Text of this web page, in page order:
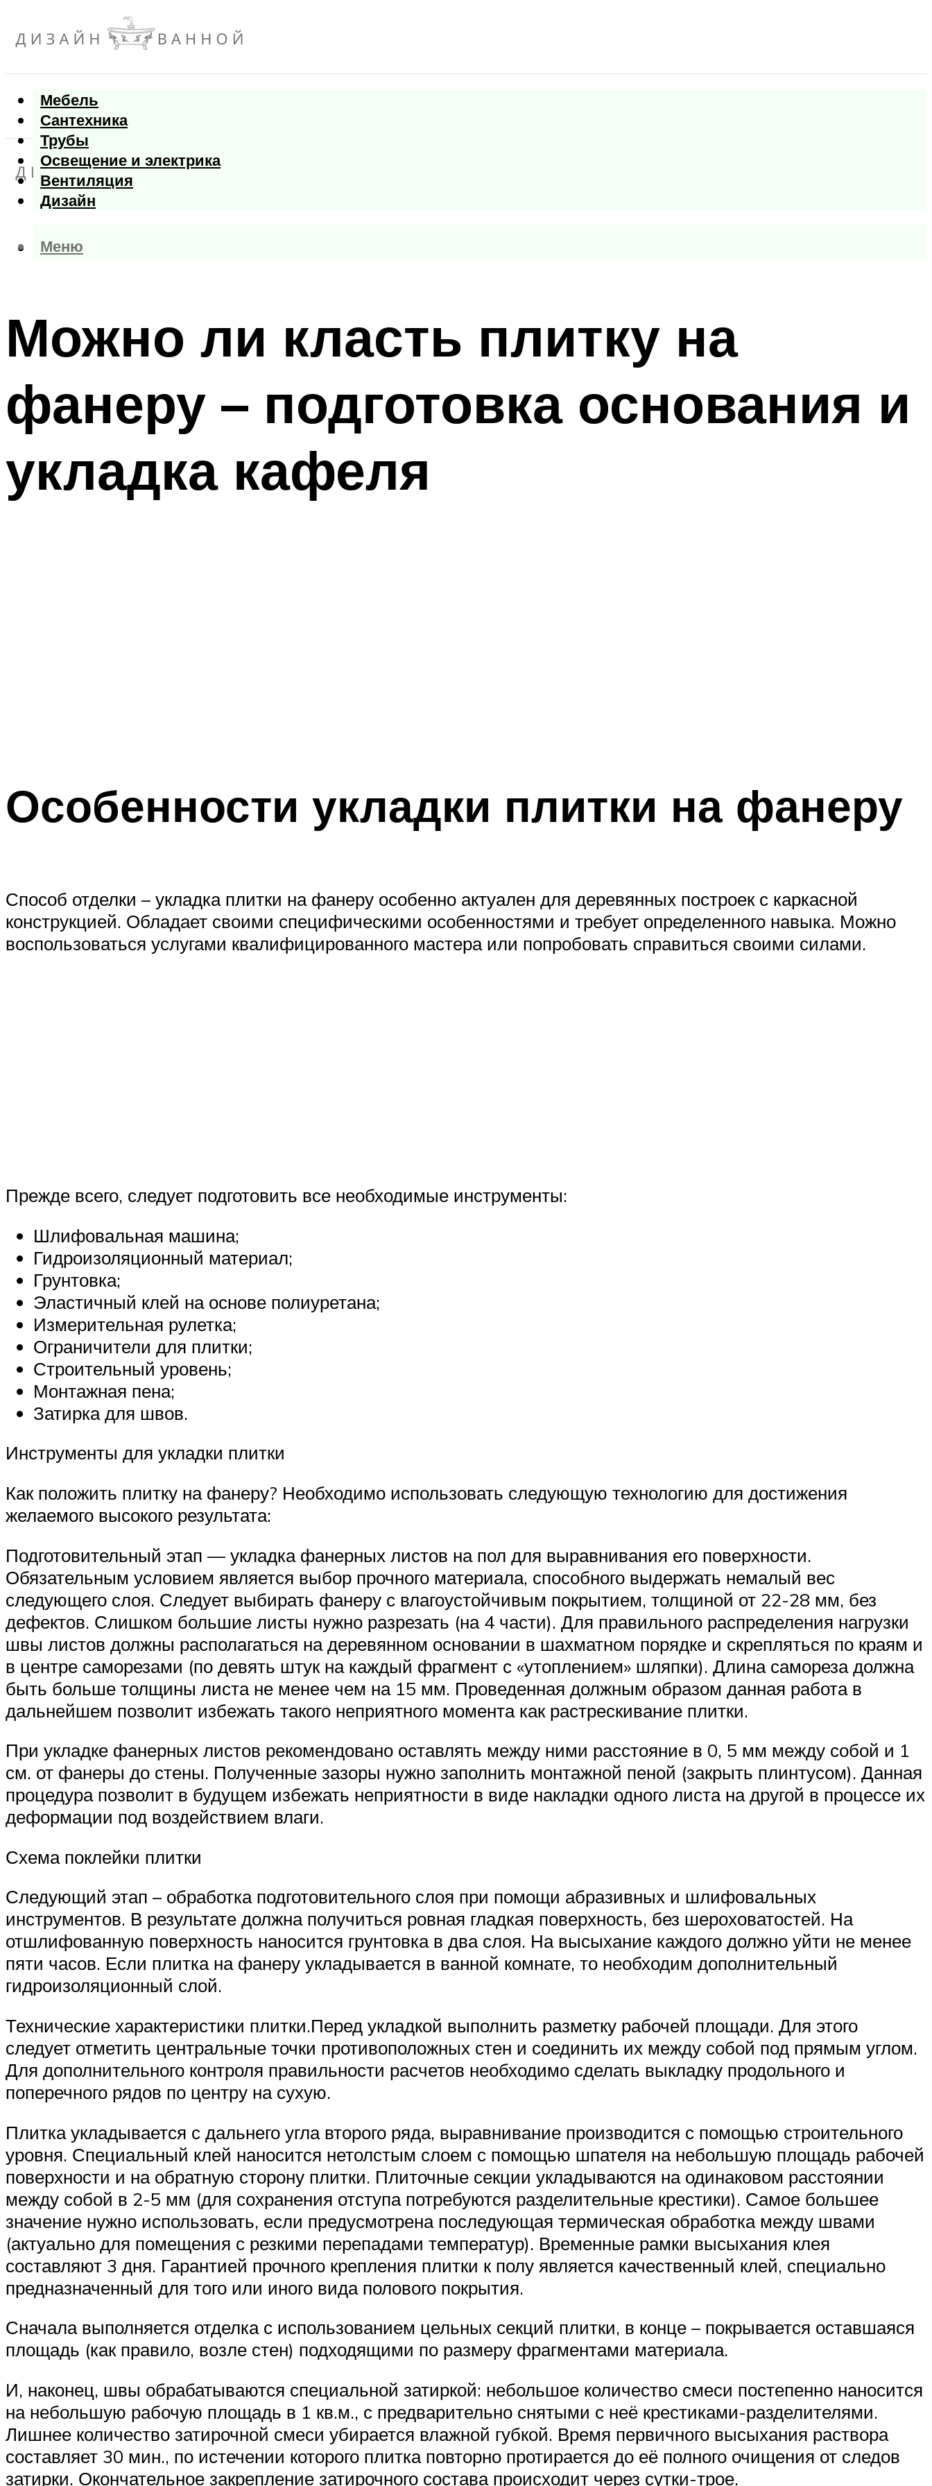
Мебель
Сантехника
Трубы
Освещение и электрика
Вентиляция
Дизайн
Меню
Меню
Можно ли класть плитку на
фанеру – подготовка основания и
укладка кафеля
Особенности укладки плитки на фанеру
Способ отделки – укладка плитки на фанеру особенно актуален для деревянных построек с каркасной
конструкцией. Обладает своими специфическими особенностями и требует определенного навыка. Можно
воспользоваться услугами квалифицированного мастера или попробовать справиться своими силами.
Прежде всего, следует подготовить все необходимые инструменты:
Шлифовальная машина;
Гидроизоляционный материал;
Грунтовка;
Эластичный клей на основе полиуретана;
Измерительная рулетка;
Ограничители для плитки;
Строительный уровень;
Монтажная пена;
Затирка для швов.
Инструменты для укладки плитки
Как положить плитку на фанеру? Необходимо использовать следующую технологию для достижения
желаемого высокого результата:
Подготовительный этап — укладка фанерных листов на пол для выравнивания его поверхности.
Обязательным условием является выбор прочного материала, способного выдержать немалый вес
следующего слоя. Следует выбирать фанеру с влагоустойчивым покрытием, толщиной от 22-28 мм, без
дефектов. Слишком большие листы нужно разрезать (на 4 части). Для правильного распределения нагрузки
швы листов должны располагаться на деревянном основании в шахматном порядке и скрепляться по краям и
в центре саморезами (по девять штук на каждый фрагмент с «утоплением» шляпки). Длина самореза должна
быть больше толщины листа не менее чем на 15 мм. Проведенная должным образом данная работа в
дальнейшем позволит избежать такого неприятного момента как растрескивание плитки.
При укладке фанерных листов рекомендовано оставлять между ними расстояние в 0, 5 мм между собой и 1
см. от фанеры до стены. Полученные зазоры нужно заполнить монтажной пеной (закрыть плинтусом). Данная
процедура позволит в будущем избежать неприятности в виде накладки одного листа на другой в процессе их
деформации под воздействием влаги.
Схема поклейки плитки
Следующий этап – обработка подготовительного слоя при помощи абразивных и шлифовальных
инструментов. В результате должна получиться ровная гладкая поверхность, без шероховатостей. На
отшлифованную поверхность наносится грунтовка в два слоя. На высыхание каждого должно уйти не менее
пяти часов. Если плитка на фанеру укладывается в ванной комнате, то необходим дополнительный
гидроизоляционный слой.
Технические характеристики плитки.Перед укладкой выполнить разметку рабочей площади. Для этого
следует отметить центральные точки противоположных стен и соединить их между собой под прямым углом.
Для дополнительного контроля правильности расчетов необходимо сделать выкладку продольного и
поперечного рядов по центру на сухую.
Плитка укладывается с дальнего угла второго ряда, выравнивание производится с помощью строительного
уровня. Специальный клей наносится нетолстым слоем с помощью шпателя на небольшую площадь рабочей
поверхности и на обратную сторону плитки. Плиточные секции укладываются на одинаковом расстоянии
между собой в 2-5 мм (для сохранения отступа потребуются разделительные крестики). Самое большее
значение нужно использовать, если предусмотрена последующая термическая обработка между швами
(актуально для помещения с резкими перепадами температур). Временные рамки высыхания клея
составляют 3 дня. Гарантией прочного крепления плитки к полу является качественный клей, специально
предназначенный для того или иного вида полового покрытия.
Сначала выполняется отделка с использованием цельных секций плитки, в конце – покрывается оставшаяся
площадь (как правило, возле стен) подходящими по размеру фрагментами материала.
И, наконец, швы обрабатываются специальной затиркой: небольшое количество смеси постепенно наносится
на небольшую рабочую площадь в 1 кв.м., с предварительно снятыми с неё крестиками-разделителями.
Лишнее количество затирочной смеси убирается влажной губкой. Время первичного высыхания раствора
составляет 30 мин., по истечении которого плитка повторно протирается до её полного очищения от следов
затирки. Окончательное закрепление затирочного состава происходит через сутки-трое.